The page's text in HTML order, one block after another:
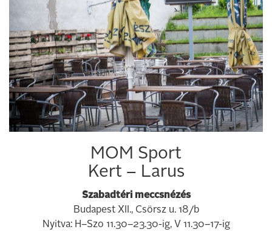
MOM Sport
Kert – Larus
Szabadtéri meccsnézés
Budapest XII., Csörsz u. 18/b
Nyitva: H–Szo 11.30–23.30-ig, V 11.30–17-ig